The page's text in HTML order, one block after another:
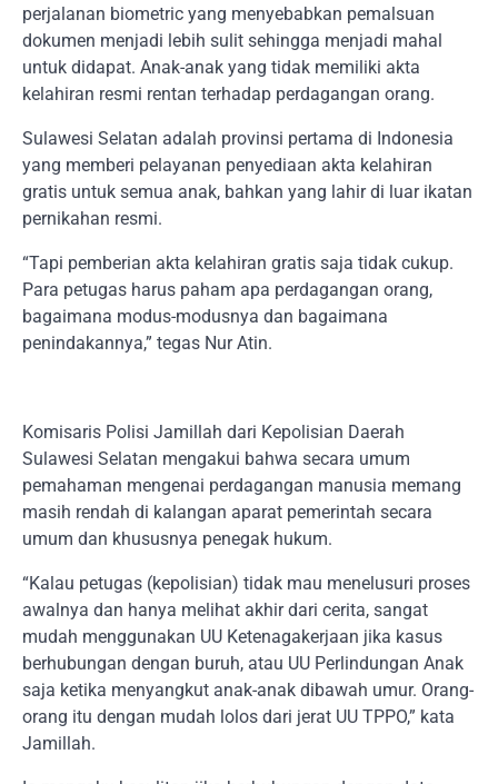
perjalanan biometric yang menyebabkan pemalsuan
dokumen menjadi lebih sulit sehingga menjadi mahal
untuk didapat. Anak-anak yang tidak memiliki akta
kelahiran resmi rentan terhadap perdagangan orang.
Sulawesi Selatan adalah provinsi pertama di Indonesia
yang memberi pelayanan penyediaan akta kelahiran
gratis untuk semua anak, bahkan yang lahir di luar ikatan
pernikahan resmi.
“Tapi pemberian akta kelahiran gratis saja tidak cukup.
Para petugas harus paham apa perdagangan orang,
bagaimana modus-modusnya dan bagaimana
penindakannya,” tegas Nur Atin.
Komisaris Polisi Jamillah dari Kepolisian Daerah
Sulawesi Selatan mengakui bahwa secara umum
pemahaman mengenai perdagangan manusia memang
masih rendah di kalangan aparat pemerintah secara
umum dan khususnya penegak hukum.
“Kalau petugas (kepolisian) tidak mau menelusuri proses
awalnya dan hanya melihat akhir dari cerita, sangat
mudah menggunakan UU Ketenagakerjaan jika kasus
berhubungan dengan buruh, atau UU Perlindungan Anak
saja ketika menyangkut anak-anak dibawah umur. Orang-
orang itu dengan mudah lolos dari jerat UU TPPO,” kata
Jamillah.